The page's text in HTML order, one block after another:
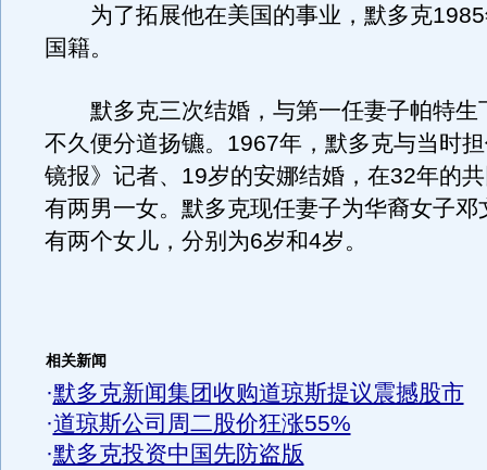
为了拓展他在美国的事业，默多克1985
国籍。
默多克三次结婚，与第一任妻子帕特生
不久便分道扬镳。1967年，默多克与当时
镜报》记者、19岁的安娜结婚，在32年的
有两男一女。默多克现任妻子为华裔女子邓
有两个女儿，分别为6岁和4岁。
相关新闻
·默多克新闻集团收购道琼斯提议震撼股市
·道琼斯公司周二股价狂涨55%
·默多克投资中国先防盗版